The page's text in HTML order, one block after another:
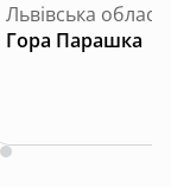
Львівська
Гора Парашка